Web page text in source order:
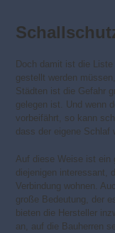
Doch damit ist die
gestellt werden
Städten ist die Gefahr
gelegen ist. Und wenn
vorbeifährt, so kann
dass der eigene Schlaf
Auf diese Weise ist ein
diejenigen interessant,
Verbindung wohnen.
große Bedeutung, der
bieten die Hersteller
an, auf die Bauherren